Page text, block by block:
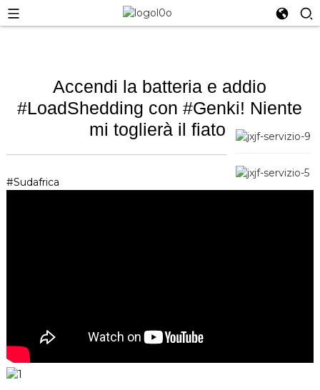
Accendi la batteria e addio
#LoadShedding con #Genki! Niente
mi toglierà il fiato.
#Sudafrica